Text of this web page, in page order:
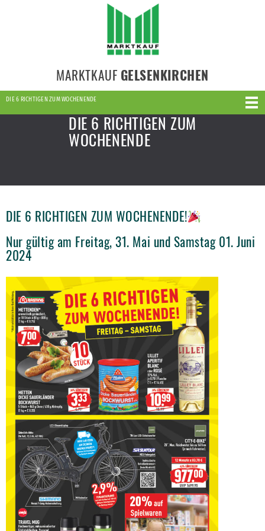
MARKTKAUF GELSENKIRCHEN
DIE 6 RICHTIGEN ZUM WOCHENENDE
DIE 6 RICHTIGEN ZUM
WOCHENENDE
DIE 6 RICHTIGEN ZUM WOCHENENDE!
Nur gültig am Freitag, 31. Mai und Samstag 01. Juni
2024